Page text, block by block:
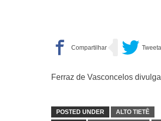
Ferraz de Vasconcelos
POSTED UNDER
ALTO TIETÊ